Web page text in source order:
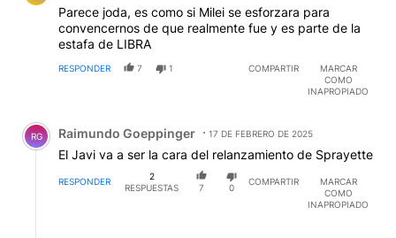
Parece joda, es como si Milei se esforzara para
convencernos de que realmente fue y es parte de la
estafa de LIBRA
RESPONDER 7 1 COMPARTIR
MARCAR
COMO
INAPROPIADO
Comentario de Raimundo Goeppinger.
RG Raimundo Goeppinger 17 DE FEBRERO DE 2025
El Javi va a ser la cara del relanzamiento de Sprayette
RESPONDER
2
RESPUESTAS
7 0
COMPARTIR
MARCAR
COMO
INAPROPIADO